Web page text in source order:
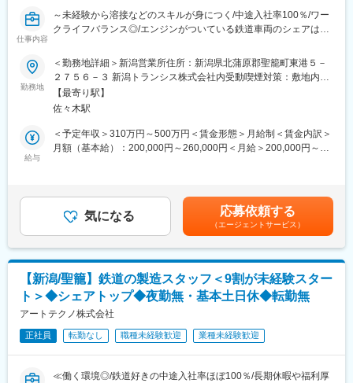
■入社後について
半年～１年：下拵えなど基礎的な作業を学ぶ
1～2年目：現場に入って、先輩と一緒に車両に部品を組み付け完
成させる
3年目：一人で一工程を完成
■組織構成
60名:20代の方から50代まで幅広い年代の方が在籍
※結婚を機に聖籠町に移住する若者も多いです
■概要
車両などの塗装業務をお願いします
※JRグループからも長年の信頼を受け、仕事の依頼も安定的で強
固な経営基盤があります
・組立前部品をショットブラストにて不純物を除去します
・下塗りをした後に組立工程へ渡します
～半年：先輩とペアになり仕事の流れを学ぶ
半年～１年：作業の段取りを行い、案件について進め方をまと
め、必要な材料を集めて手順を理解する
3年目：除雪車サイズの製品一台を担当して完成させることができ
る
■チーム組織構成
・班長（40歳男性）、サブリーダー（31歳男性）、メンバー（38
歳・43歳・44歳男性）社員5名と実習生4名の計9名です。作業内
容や技術学習の観点から案件ごとに2チームに分かれて行います
・『見て覚える』といった昔ながらの職人的な指導は一切ござい
仕事内容
～未経験から溶接などのスキルが身につく/中途入社率100％/ワー
クライフバランス◎/エンジンがついている鉄道車両のシェアは8
■業務概要
鉄道車輛の組立・艤装（ぎそう）をお任せします。
■艤装（ぎそう）とは
船舶や車両、航空機などにおいて、各種の装備や機器を取り付け
る作業のことを指します。
（2）施工図面に従って車両に取り付ける前に下拵えを行います
（3）半組立状態の部品を車両に組みつけ
・鉄道車輛組立艤装班としてお客様の工場内で作業しています。
配管、仕上、外部装備、プラズマ切断、溶接仮組等、物作りを学
び、手に職を付けることが出来ます。
・『見て覚える』といった昔ながらの職人的な指導は一切ござい
ません
・当営業所は中途入社100％です。前職は、自動車整備士や介護
士など異職種から転職してきた人が9割以上で未経験からの転職で
も安心して働くことができます
勤務地
＜勤務地詳細＞新潟営業所住所：新潟県北蒲原郡聖籠町東港５－
２７５６－３ 新潟トランシス株式会社内受動喫煙対策：敷地内喫
煙可能場所あり変更の範囲：本文参照
【最寄り駅】
佐々木駅
給与
＜予定年収＞310万円～500万円＜賃金形態＞月給制＜賃金内訳＞
月額（基本給）：200,000円～260,000円＜月給＞200,000円～
でも目安の金額であり、選考を通じて上下する可能性がありま
す。賃金はあくまでも目安の金額であり、選考を通じて上下する
可能性があります。月給(月額)は固定手当を含めた表記です。
気になる 応募依頼する
（エージェントサービス）
【新潟/聖籠】鉄道の製造スタッフ＜9割が未経験スター
ト＞◆シェアトップ◆夜勤無・基本土日休◆転勤無
アートテクノ株式会社
正社員 転勤なし 職種未経験歓迎 業種未経験歓迎
≪働く環境◎/鉄道好きの中途入社率ほぼ100％/長期休暇や福利厚